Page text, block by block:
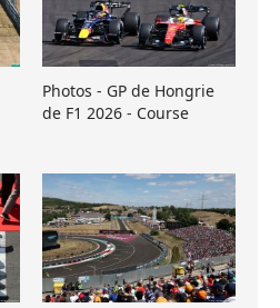
Photos - GP de Hongrie
de F1 2026 - Course